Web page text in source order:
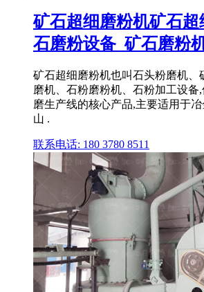
矿石超细磨粉机矿石超
石磨粉设备_矿石磨粉
矿石超细磨粉机也叫石头粉磨机、
磨机、石粉磨粉机、石粉加工设备
磨生产线的核心产品,主要适用于
山 .
联系电话: 180 3780 8511